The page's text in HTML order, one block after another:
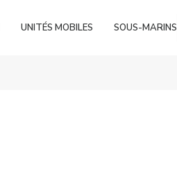
UNITÉS MOBILES SOUS-MARINS